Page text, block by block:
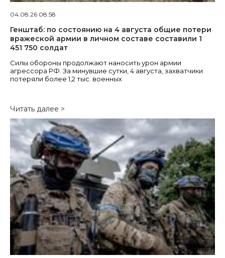
04.08.26 08:58
Генштаб: по состоянию на 4 августа общие потери
вражеской армии в личном составе составили 1
451 750 солдат
Силы обороны продолжают наносить урон армии
агрессора РФ. За минувшие сутки, 4 августа, захватчики
потеряли более 1,2 тыс. военных
Читать далее >